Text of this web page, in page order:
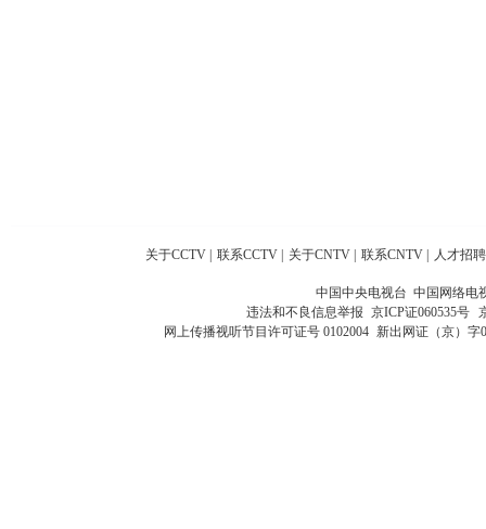
关于CCTV 联系CCTV 关于CNTV 联系CNTV 人才招聘
中国中央电视台 中国网络电
违法和不良信息举报 京ICP证060535号
网上传播视听节目许可证号 0102004 新出网证（京）